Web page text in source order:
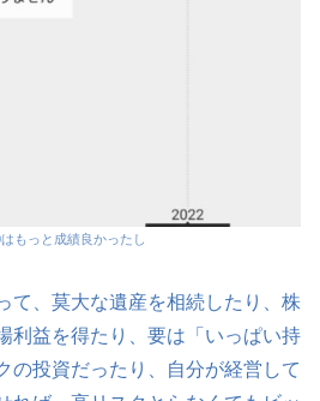
もっと成績良かったし
て、莫大な遺産を相続したり、株
利益を得たり、要は「いっぱい持
の投資だったり、自分が経営して